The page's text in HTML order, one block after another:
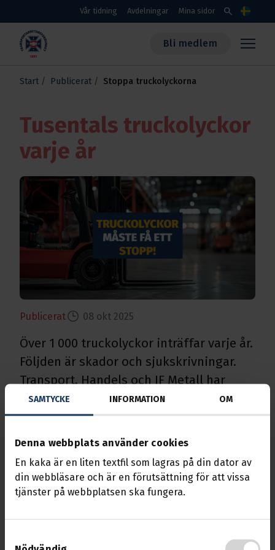
SAMTYCKE INFORMATION OM
Denna webbplats använder cookies
En kaka är en liten textfil som lagras på din dator av
din webbläsare och är en förutsättning för att vissa
tjänster på webbplatsen ska fungera.
Skippa till huvudinnehållet
Vår tidning Avdelningar Mina sidor search Språk
Transportarbetareförbundet
Bli medlem
Start Publicerat Stoppa truckolyckorna
Tusentals truckolyckor
varje år
Publicerat 08 okt 2025
Över 1 000 truckolyckor inträffar varje år.
Följden är skador och sjukskrivningar.
Transport, Handels och IF Metall har
tagit gemensamt initiativ för att få ett
stopp på olyckorna.
Runt om på våra arbetsplatser i Sverige sker
truckolyckor. Flest olyckor inträffar inom
transportsektorn, handeln och
tillverkningsindustrin. En av anledningarna till
- Många utbildningsföretag är oseriösa och